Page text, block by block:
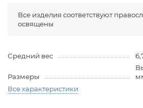
Все изделия соответствуют
освящены
Средний вес
Размеры
Все характеристики